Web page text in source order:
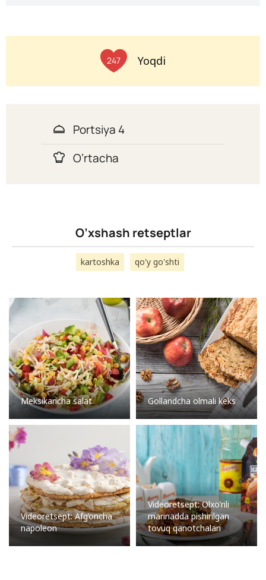
247 Yoqdi
Portsiya 4
O’rtacha
O’xshash retseptlar
kartoshka qo'y go'shti
Meksikancha salat Gollandcha olmali keks
Videoretsept: Afg’oncha
napoleon
Videoretsept: Olxo’rili
marinadda pishirilgan
tovuq qanotchalari